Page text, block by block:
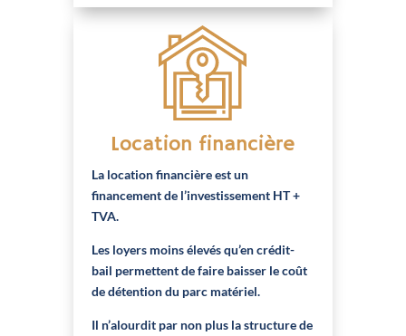
Location financière
La location financière est un
financement de l’investissement HT +
TVA.
Les loyers moins élevés qu’en crédit-
bail permettent de faire baisser le coût
de détention du parc matériel.
Il n’alourdit par non plus la structure de